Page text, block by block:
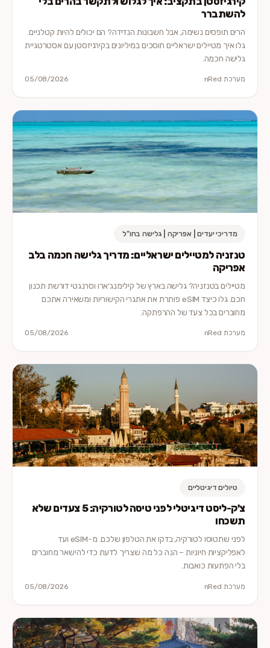
להשתברר
הרים תופסים נשימה, אבל חשבונות הנדידה? הם יכולים להיות קטלניים.
גלו איך מטיילים ישראליים חוסכים במיליונים בקירגיזסטן עם אסטרטגיית
גלישה חכמה.
מערכת nRed 05/08/2026
מדריכי יעדים | אפריקה | גלישה בחו"ל
טנזניה למטיילים ישראליים: מדריך גלישה חכמה בלב
אפריקה
מטיילים בטנזניה? גלישה בארץ של קילימנג'ארו וסרנגטי דורשת תכנון
חכם. גלו כיצד eSIM פותרת את אתגרי הקישוריות ומשאירה אתכם
מחוברים בכל צעד של ההרפתקה.
מערכת nRed 05/08/2026
טיולים דיגיטליים
צ'ק-ליסט דיגיטלי לפני טיסה לטורקיה: 5 צעדים שלא
תשכחו
לפני שתטוסו לטורקיה, בדקו את הטלפון שלכם. מ-eSIM ועד
לאפליקציות חיוניות – הנה כל מה שצריך לדעת כדי להישאר מחוברים
בלי הפתעות כואבות.
מערכת nRed 05/08/2026